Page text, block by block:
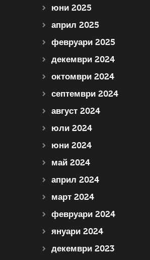
юни 2025
април 2025
февруари 2025
декември 2024
октомври 2024
септември 2024
август 2024
юли 2024
юни 2024
май 2024
април 2024
март 2024
февруари 2024
януари 2024
декември 2023